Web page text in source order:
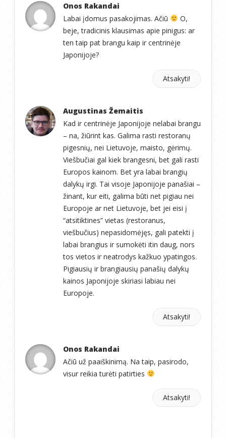
Onos Rakandai
Labai įdomus pasakojimas. Ačiū
O,
beje, tradicinis klausimas apie pinigus: ar
ten taip pat brangu kaip ir centrinėje
Japonijoje?
Atsakyti!
Augustinas Žemaitis
Kad ir centrinėje Japonijoje nelabai brangu
– na, žiūrint kas. Galima rasti restoranų
pigesnių, nei Lietuvoje, maisto, gėrimų.
Viešbučiai gal kiek brangesni, bet gali rasti
Europos kainom. Bet yra labai brangių
dalykų irgi. Tai visoje Japonijoje panašiai –
žinant, kur eiti, galima būti net pigiau nei
Europoje ar net Lietuvoje, bet jei eisi į
“atsitiktines” vietas (restoranus,
viešbučius) nepasidomėjęs, gali patekti į
labai brangius ir sumokėti itin daug, nors
tos vietos ir neatrodys kažkuo ypatingos.
Pigiausių ir brangiausių panašių dalykų
kainos Japonijoje skiriasi labiau nei
Europoje.
Atsakyti!
Onos Rakandai
Ačiū už paaiškinimą. Na taip, pasirodo,
visur reikia turėti patirties
Atsakyti!